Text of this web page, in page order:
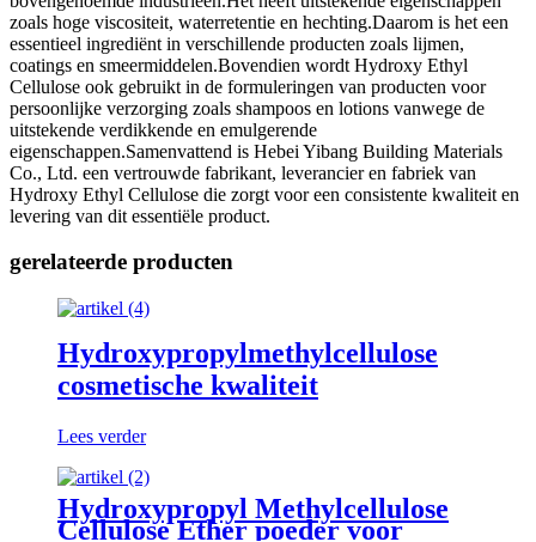
zoals hoge viscositeit, waterretentie en hechting.Daarom is het een
essentieel ingrediënt in verschillende producten zoals lijmen,
coatings en smeermiddelen.Bovendien wordt Hydroxy Ethyl
Cellulose ook gebruikt in de formuleringen van producten voor
persoonlijke verzorging zoals shampoos en lotions vanwege de
uitstekende verdikkende en emulgerende
eigenschappen.Samenvattend is Hebei Yibang Building Materials
Co., Ltd. een vertrouwde fabrikant, leverancier en fabriek van
Hydroxy Ethyl Cellulose die zorgt voor een consistente kwaliteit en
levering van dit essentiële product.
gerelateerde producten
Hydroxypropylmethylcellulose
cosmetische kwaliteit
Lees verder
Hydroxypropyl Methylcellulose
Cellulose Ether poeder voor